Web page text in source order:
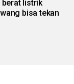
berat listrik
bisa tekan